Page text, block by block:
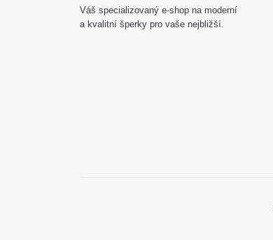
Váš specializovaný e-shop na moderní
a kvalitní šperky pro vaše nejbližší.